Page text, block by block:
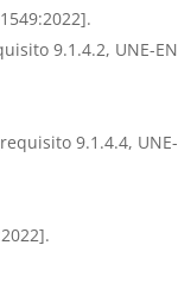
9.1.4.2, UNE-EN
9.1.4.4,